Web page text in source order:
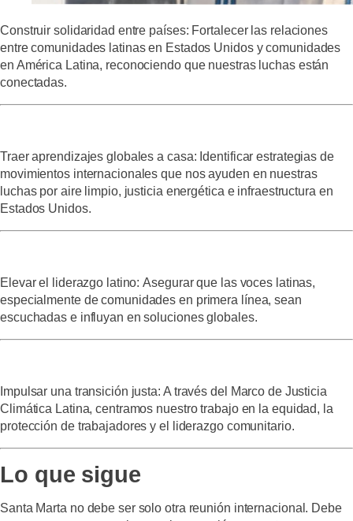
Construir solidaridad entre países: Fortalecer las relaciones
entre comunidades latinas en Estados Unidos y comunidades
en América Latina, reconociendo que nuestras luchas están
conectadas.
Traer aprendizajes globales a casa: Identificar estrategias de
movimientos internacionales que nos ayuden en nuestras
luchas por aire limpio, justicia energética e infraestructura en
Estados Unidos.
Elevar el liderazgo latino:Asegurar que las voces latinas,
especialmente de comunidades en primera línea, sean
escuchadas e influyan en soluciones globales.
Impulsar una transición justa: A través del Marco de Justicia
Climática Latina, centramos nuestro trabajo en la equidad, la
protección de trabajadores y el liderazgo comunitario.
Lo que sigue
Santa Marta no debe ser solo otra reunión internacional. Debe